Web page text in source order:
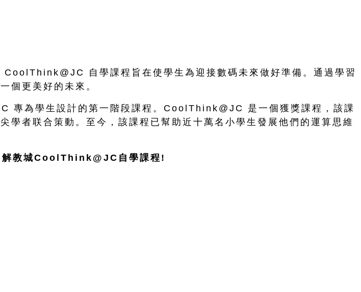
自學課程旨在使學生為迎接數碼未來做好準備。通過學習
個更美好的未來。
為學生設計的第一階段課程。CoolThink@JC 是一個獲獎課程，該課
學者联合策動。至今，該課程已幫助近十萬名小學生發展他們的運算思維
教城CoolThink@JC自學課程!